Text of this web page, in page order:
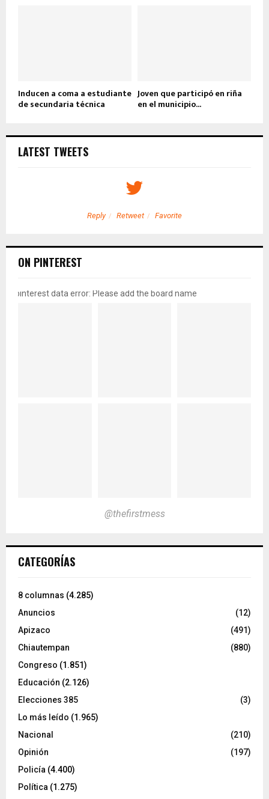
Inducen a coma a estudiante
de secundaria técnica
Joven que participó en riña
en el municipio...
LATEST TWEETS
Reply Retweet Favorite
ON PINTEREST
pinterest data error: Please add the board name
@thefirstmess
CATEGORÍAS
8 columnas (4.285)
Anuncios
(12)
Apizaco
(491)
Chiautempan
(880)
Congreso (1.851)
Educación (2.126)
Elecciones 385
(3)
Lo más leído (1.965)
Nacional
(210)
Opinión
(197)
Policía (4.400)
Política (1.275)